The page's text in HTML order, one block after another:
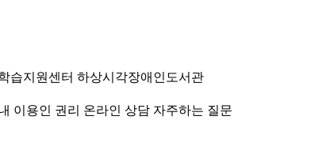
습지원센터 하상시각장애인도서관
이용인 권리 온라인 상담 자주하는 질문